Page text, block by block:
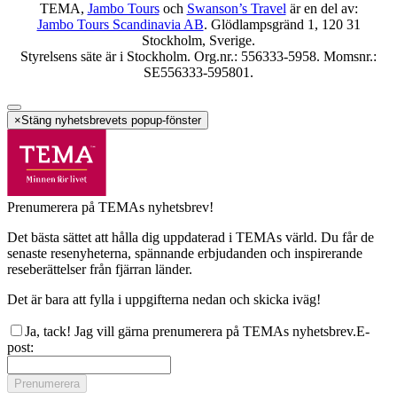
TEMA, Jambo Toursoch Swanson’s Travel är en del av:
Jambo Tours Scandinavia AB. Glödlampsgränd 1, 120 31
Stockholm, Sverige.
Styrelsens säte är i Stockholm. Org.nr.: 556333-5958. Momsnr.:
SE556333-595801.
×Stäng nyhetsbrevets popup-fönster
Prenumerera på TEMAs nyhetsbrev!
Det bästa sättet att hålla dig uppdaterad i TEMAs värld. Du får de
senaste resenyheterna, spännande erbjudanden och inspirerande
reseberättelser från fjärran länder.
Det är bara att fylla i uppgifterna nedan och skicka iväg!
Ja, tack! Jag vill gärna prenumerera på TEMAs nyhetsbrev.E-
post:
Prenumerera